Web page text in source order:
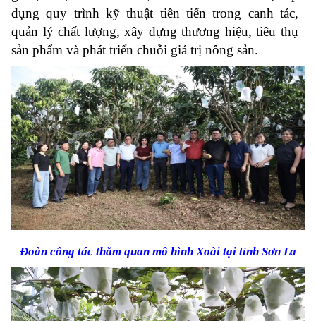
dụng quy trình kỹ thuật tiên tiến trong canh tác,
quản lý chất lượng, xây dựng thương hiệu, tiêu thụ
sản phẩm và phát triển chuỗi giá trị nông sản.
Đoàn công tác thăm quan mô hình Xoài tại tỉnh Sơn La